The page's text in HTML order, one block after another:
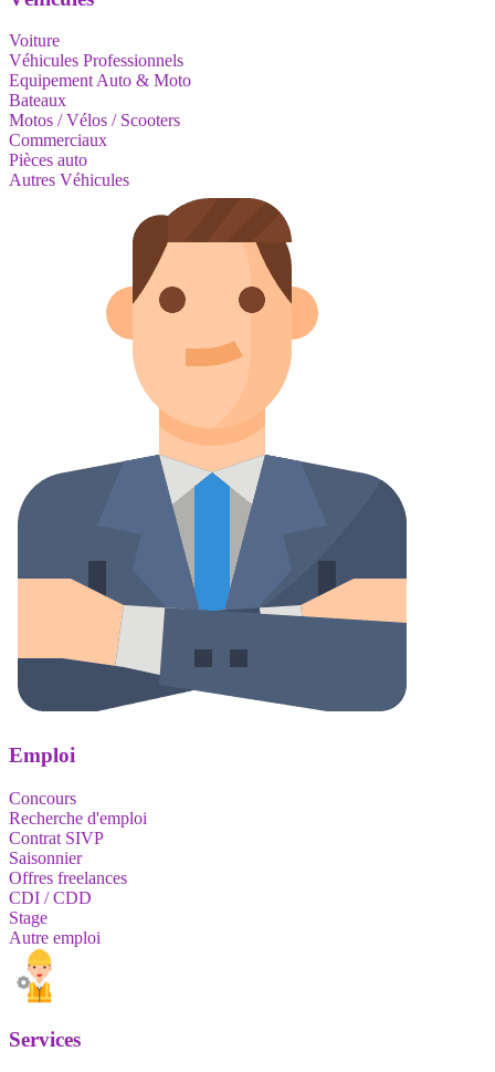
Voiture
Véhicules Professionnels
Equipement Auto & Moto
Bateaux
Motos / Vélos / Scooters
Commerciaux
Pièces auto
Autres Véhicules
Emploi
Concours
Recherche d'emploi
Contrat SIVP
Saisonnier
Offres freelances
CDI / CDD
Stage
Autre emploi
Services